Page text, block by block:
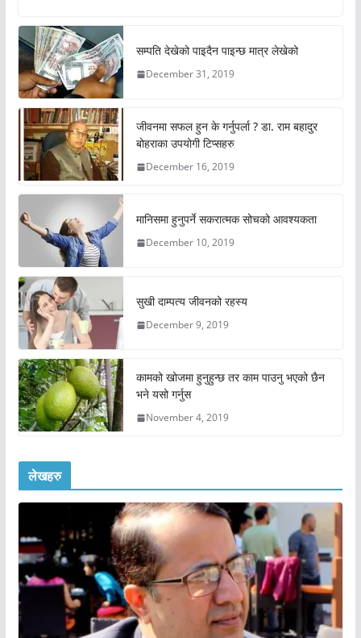
सम्पति देखेको पाइदैन पाइन्छ मात्र लेखेको
December 31, 2019
जीवनमा सफल हुन के गर्नुपर्ला ? डा. राम बहादुर
बोहराका उपयोगी टिप्सहरु
December 16, 2019
मानिसमा हुनुपर्ने सकरात्मक सोचको आवश्यकता
December 10, 2019
सुखी दाम्पत्य जीवनको रहस्य
December 9, 2019
कामको खोजमा हुनुहुन्छ तर काम पाउनु भएको छैन
भने यसो गर्नुस
November 4, 2019
लेखहरु